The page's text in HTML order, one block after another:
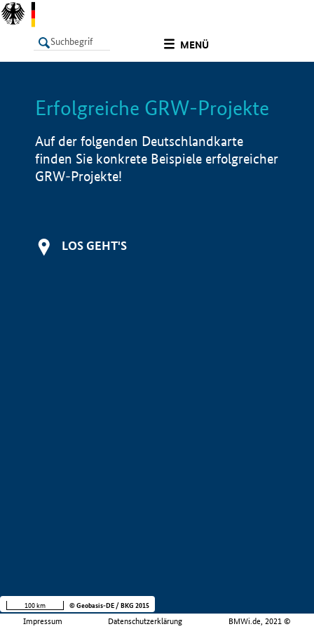
MENÜ
LISTE Info
Erfolgreiche GRW-Projekte
Auf der folgenden Deutschlandkarte
finden Sie konkrete Beispiele erfolgreicher
GRW-Projekte!
LOS GEHT'S
Impressum Datenschutzerklärung BMWi.de, 2021 ©
100 km © Geobasis-DE / BKG 2015